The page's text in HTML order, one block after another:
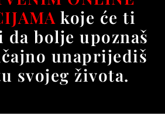
koje će ti
bolje upoznaš
unaprijediš
svojeg života.